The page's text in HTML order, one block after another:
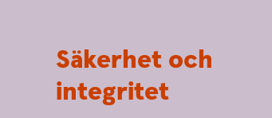
Säkerhet och
integritet